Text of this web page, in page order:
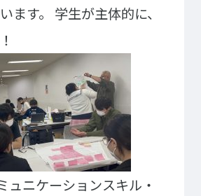
ッジの学びの特長
TECHNOSゼミ
グローバルラーニング
ビジネスパーク
挨拶
沿革（学院の歴史）
ます。
学生が主体的に、
ュニケーションスキル・